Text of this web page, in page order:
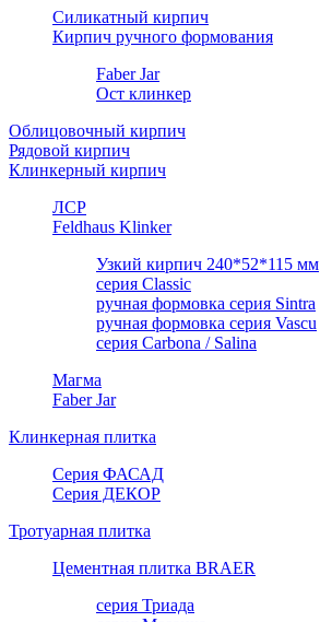
Силикатный кирпич
Кирпич ручного формования
Faber Jar
Ост клинкер
Облицовочный кирпич
Рядовой кирпич
Клинкерный кирпич
ЛСР
Feldhaus Klinker
Узкий кирпич 240*52*115 мм
серия Classic
ручная формовка серия Sintra
ручная формовка серия Vascu
серия Carbona / Salina
Магма
Faber Jar
Клинкерная плитка
Серия ФАСАД
Серия ДЕКОР
Тротуарная плитка
Цементная плитка BRAER
серия Триада